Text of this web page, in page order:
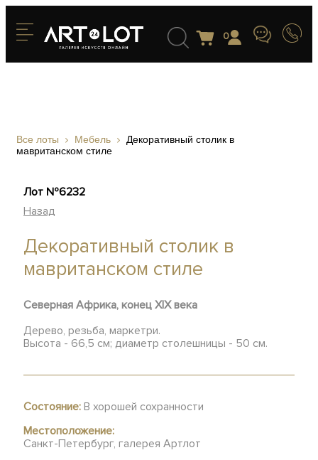
0
Все лоты Мебель
Декоративный столик в
мавританском стиле
Лот №6232
Назад
Декоративный столик в
мавританском стиле
Северная Африка, конец ХIХ века
Дерево, резьба, маркетри.
Высота - 66,5 см; диаметр столешницы - 50 см.
Состояние: В хорошей сохранности
Местоположение:
Санкт-Петербург, галерея Артлот